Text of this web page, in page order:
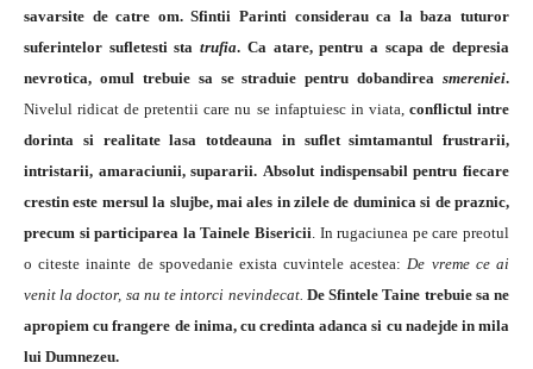
savarsite de catre om. Sfintii Parinti considerau ca la baza tuturor
suferintelor sufletesti statrufia. Ca atare, pentru a scapa de depresia
nevrotica, omul trebuie sa se straduie pentru dobandirea smereniei.
Nivelul ridicat de pretentii care nu se infaptuiesc in viata, conflictul intre
dorinta si realitate lasa totdeauna in suflet simtamantul frustrarii,
intristarii, amaraciunii, supararii. Absolut indispensabil pentru fiecare
crestin este mersul la slujbe, mai ales in zilele de duminica si de praznic,
precum si participarea la Tainele Bisericii. In rugaciunea pe care preotul
o citeste inainte de spovedanie exista cuvintele acestea:De vreme ce ai
venit la doctor, sa nu te intorci nevindecat. De Sfintele Taine trebuie sa ne
apropiem cu frangere de inima, cu credinta adanca si cu nadejde in mila
lui Dumnezeu.